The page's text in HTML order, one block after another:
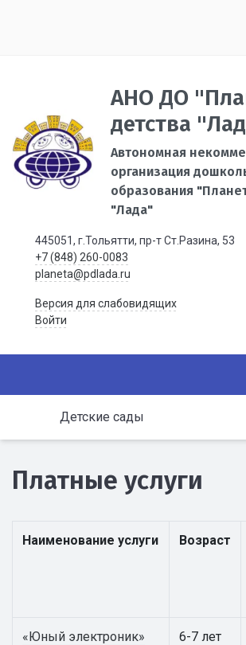
АНО ДО
детства
Автономная
организация
образования
"Лада"
445051, г.Тольятти, пр-т Ст.Разина, 53
+7 (848) 260-0083
planeta@pdlada.ru
Версия для слабовидящих
Войти
Детские сады
Платные услуги
Наименование услуги Возраст
«Юный электроник» 6-7 лет